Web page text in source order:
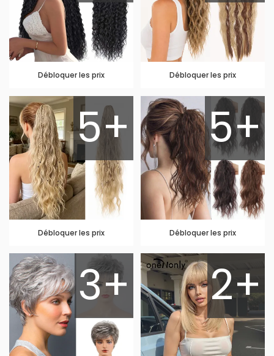
Débloquer les prix Débloquer les prix
5+
Débloquer les prix
5+
Débloquer les prix
3+ 2+